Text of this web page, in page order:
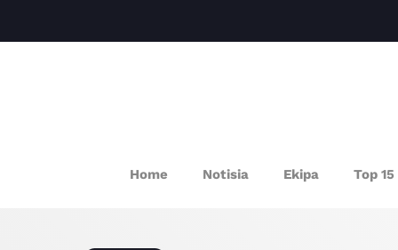
Home Notisia Ekipa Top 15